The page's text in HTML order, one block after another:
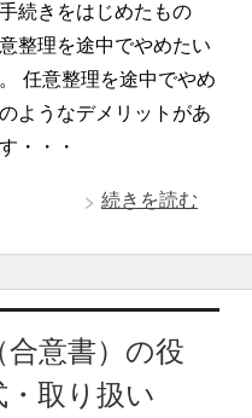
続きをはじめたもの
整理を途中でやめたい
任意整理を途中でやめ
ようなデメリットがあ
・・・
続きを読む
意書）の役
取り扱い